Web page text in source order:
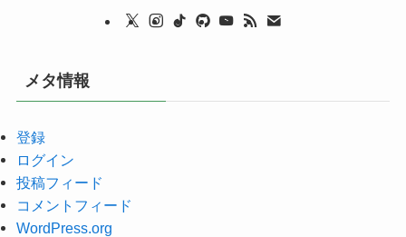
メタ情報
登録
ログイン
投稿フィード
コメントフィード
WordPress.org